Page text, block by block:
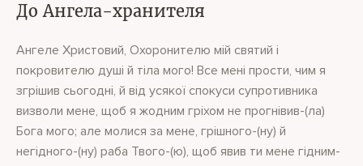
До Ангела-хранителя
Ангеле Христовий, Охоронителю мій святий і
покровителю душі й тіла мого! Все мені прости, чим я
згрішив сьогодні, й від усякої спокуси супротивника
визволи мене, щоб я жодним гріхом не прогнівив-(ла)
Бога мого; але молися за мене, грішного-(ну) й
негідного-(ну) раба Твого-(ю), щоб явив ти мене гідним-